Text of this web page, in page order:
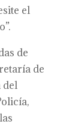
el
de
de
del